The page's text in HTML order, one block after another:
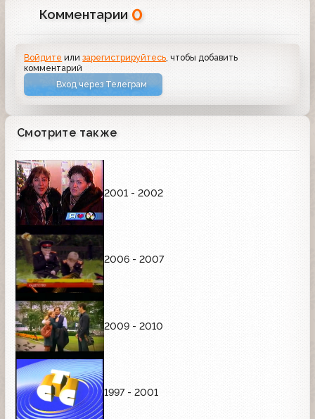
Комментарии 0
Войдите илизарегистрируйтесь, чтобы добавить
комментарий
Вход через Телеграм
Смотрите также
2001 - 2002
2006 - 2007
2009 - 2010
1997 - 2001